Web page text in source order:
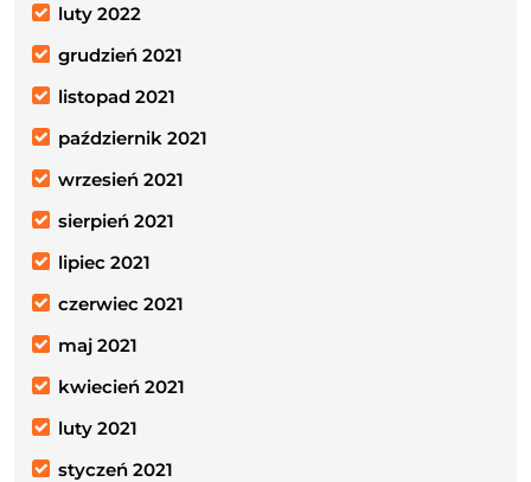
luty 2022
grudzień 2021
listopad 2021
październik 2021
wrzesień 2021
sierpień 2021
lipiec 2021
czerwiec 2021
maj 2021
kwiecień 2021
luty 2021
styczeń 2021